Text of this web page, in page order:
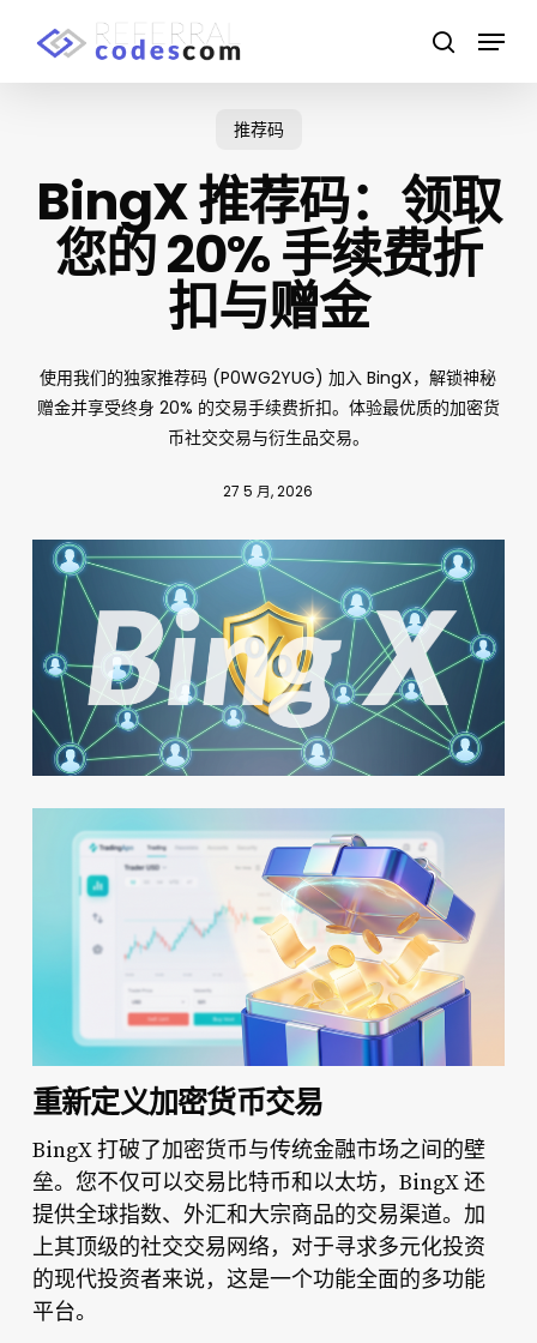
search
Menu
推荐码
BingX 推荐码：领取
您的 20% 手续费折
扣与赠金
使用我们的独家推荐码 (P0WG2YUG) 加入 BingX，解锁神秘
赠金并享受终身 20% 的交易手续费折扣。体验最优质的加密货
币社交交易与衍生品交易。
27 5 月, 2026
重新定义加密货币交易
BingX 打破了加密货币与传统金融市场之间的壁
垒。您不仅可以交易比特币和以太坊，BingX 还
提供全球指数、外汇和大宗商品的交易渠道。加
上其顶级的社交交易网络，对于寻求多元化投资
的现代投资者来说，这是一个功能全面的多功能
平台。